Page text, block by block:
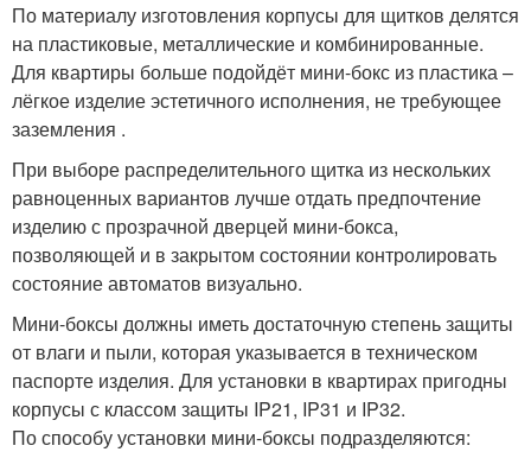
По материалу изготовления корпусы для щитков делятся
на пластиковые, металлические и комбинированные.
Для квартиры больше подойдёт мини-бокс из пластика –
лёгкое изделие эстетичного исполнения, не требующее
заземления .
При выборе распределительного щитка из нескольких
равноценных вариантов лучше отдать предпочтение
изделию с прозрачной дверцей мини-бокса,
позволяющей и в закрытом состоянии контролировать
состояние автоматов визуально.
Мини-боксы должны иметь достаточную степень защиты
от влаги и пыли, которая указывается в техническом
паспорте изделия. Для установки в квартирах пригодны
корпусы с классом защиты IP21, IP31 и IP32.
По способу установки мини-боксы подразделяются: